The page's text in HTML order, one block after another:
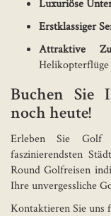
Luxuriöse
Erstklassiger
Attraktive
Buchen Sie
noch heute!
Erleben Sie
faszinierendsten
Round Golfreisen
Ihre unvergessliche
Kontaktieren Sie uns